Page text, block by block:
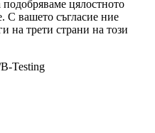
цялостното
С вашето съгласие ние
на трети страни на този
Testing